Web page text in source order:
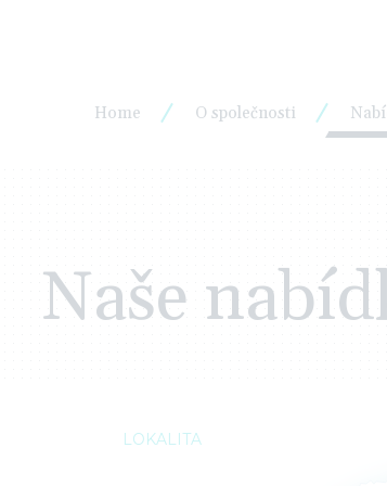
Home O společnosti
Naše
LOKALITA